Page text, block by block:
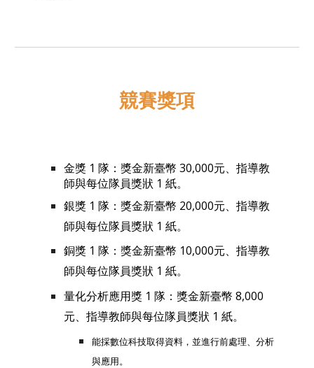
競賽獎項
金獎 1 隊：獎金新臺幣 30,000元、指導教
師與每位隊員獎狀 1 紙。
銀獎 1 隊：獎金新臺幣 20,000元、指導教
師與每位隊員獎狀 1 紙。
銅獎 1 隊：獎金新臺幣 10,000元、指導教
師與每位隊員獎狀 1 紙。
量化分析應用獎 1 隊：獎金新臺幣 8,000
元、指導教師與每位隊員獎狀 1 紙。
能採數位科技取得資料，並進行前處理、分析
與應用。